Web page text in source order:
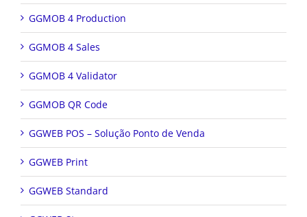
GGMOB 4 Production
GGMOB 4 Sales
GGMOB 4 Validator
GGMOB QR Code
GGWEB POS – Solução Ponto de Venda
GGWEB Print
GGWEB Standard